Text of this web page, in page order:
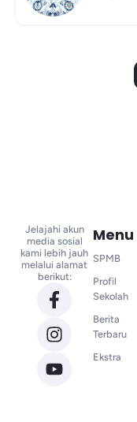
Jelajahi akun
media sosial
kami lebih jauh
melalui alamat
berikut:
Menu
SPMB
Profil
Sekolah
Berita
Terbaru
Ekstra